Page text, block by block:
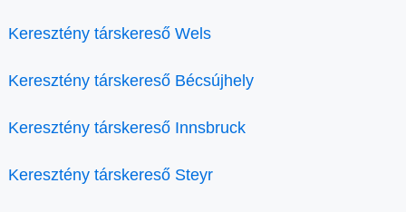
Keresztény társkereső Wels
Keresztény társkereső Bécsújhely
Keresztény társkereső Innsbruck
Keresztény társkereső Steyr